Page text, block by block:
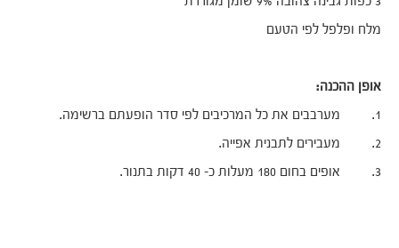
מלח ופלפל לפי הטעם
אופן ההכנה:
1. מערבבים את כל המרכיבים לפי סדר הופעתם ברשימה.
2. מעבירים לתבנית אפייה.
3. אופים בחום 180 מעלות כ- 40 דקות בתנור.